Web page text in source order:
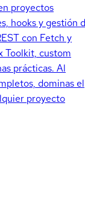
proyectos
hooks y gestión
con Fetch y
Toolkit, custom
prácticas. Al
dominas el
proyecto